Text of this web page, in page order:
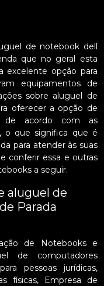
de notebook dell
que no geral esta
excelente opção para
equipamentos de
sobre aluguel de
oferecer a opção de
de acordo com as
o que significa que é
para atender às suas
conferir essa e outras
a seguir.
aluguel de
Parada
de Notebooks e
de computadores
pessoas jurídicas,
físicas, Empresa de